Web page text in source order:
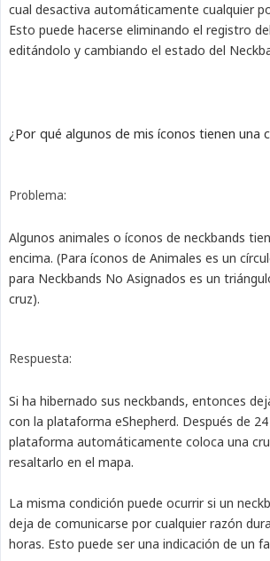
cual desactiva automáticamente cualquier
Esto puede hacerse eliminando el registro
editándolo y cambiando el estado del
¿Por qué algunos de mis íconos tienen una
Problema:
Algunos animales o íconos de neckbands
encima. (Para íconos de Animales es un
para Neckbands No Asignados es un
cruz).
Respuesta:
Si ha hibernado sus neckbands, entonces
con la plataforma eShepherd. Después de
plataforma automáticamente coloca una
resaltarlo en el mapa.
La misma condición puede ocurrir si un
deja de comunicarse por cualquier razón
horas. Esto puede ser una indicación de un